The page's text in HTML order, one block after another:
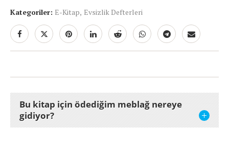
Kategoriler: E-Kitap, Evsizlik Defterleri
Bu kitap için ödediğim meblağ nereye
gidiyor?